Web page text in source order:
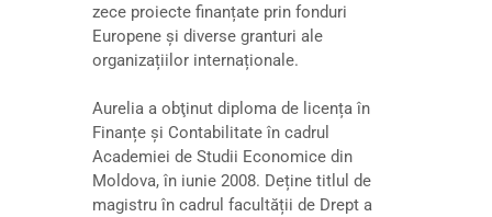
zece proiecte finanțate prin fonduri
Europene și diverse granturi ale
organizațiilor internaționale.
Aurelia a obţinut diploma de licența în
Finanțe și Contabilitate în cadrul
Academiei de Studii Economice din
Moldova, în iunie 2008. Deține titlul de
magistru în cadrul facultății de Drept a